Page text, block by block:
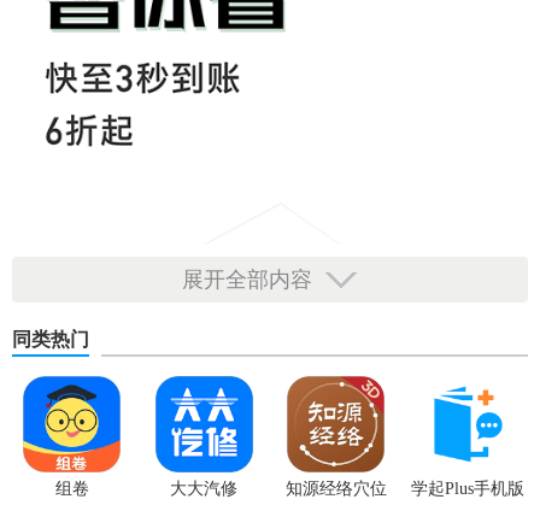
展开全部内容
同类热门
组卷 大大汽修 知源经络穴位 学起Plus手机版